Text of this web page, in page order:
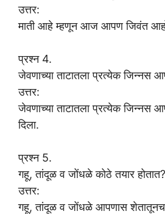
उत्तर:
माती आहे म्हणून आज आपण जिवंत
प्रश्न 4.
जेवणाच्या ताटातला प्रत्येक जिन्नस
उत्तर:
जेवणाच्या ताटातला प्रत्येक जिन्नस
दिला.
प्रश्न 5.
गहू, तांदूळ व जोंधळे कोठे तयार होतात?
उत्तर:
गहू, तांदूळ व जोंधळे आपणास शेतातूनच